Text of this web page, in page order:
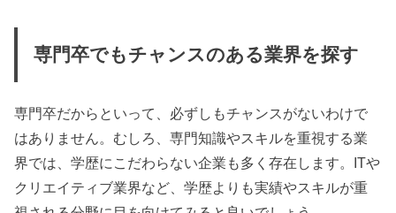
専門卒でもチャンスのある業界を探す
専門卒だからといって、必ずしもチャンスがないわけで
はありません。むしろ、専門知識やスキルを重視する業
界では、学歴にこだわらない企業も多く存在します。ITや
クリエイティブ業界など、学歴よりも実績やスキルが重